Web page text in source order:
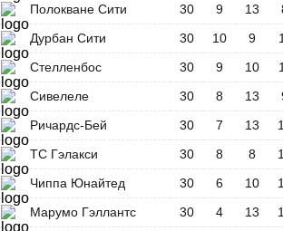
Полокване Сити 30 9 13
Дурбан Сити 30 10 9
Стелленбос 30 9 10
Сивелеле 30 8 13
Ричардс-Бей 30 7 13
ТС Гэлакси 30 8 8
Чиппа Юнайтед 30 6 10
Марумо Гэллантс 30 4 13